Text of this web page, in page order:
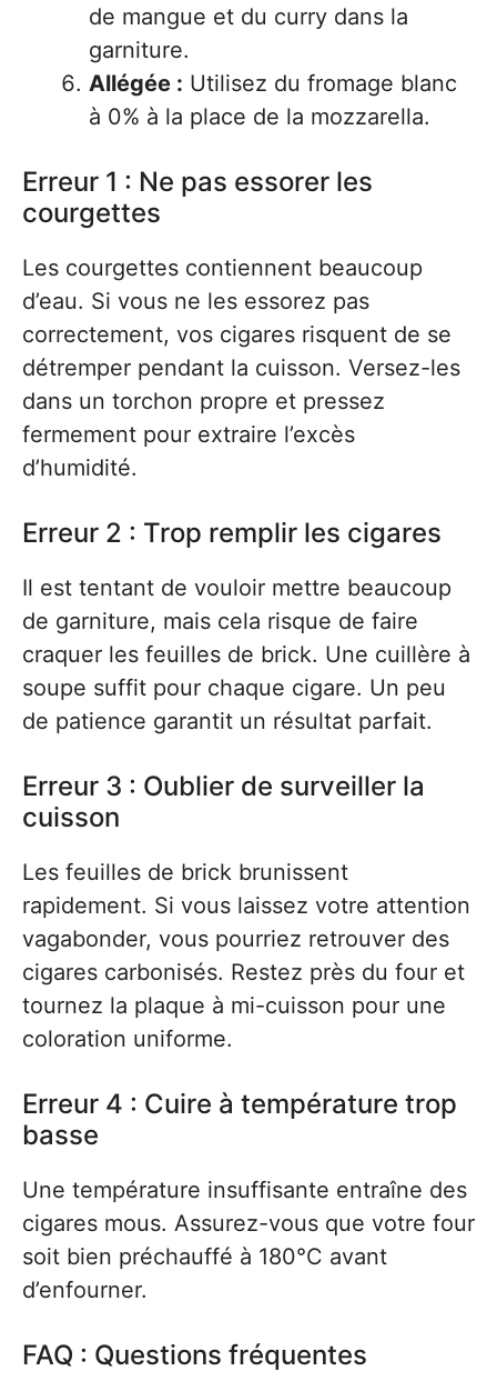
de mangue et du curry dans la
garniture.
Allégée : Utilisez du fromage blanc
à 0% à la place de la mozzarella.
Erreur 1 : Ne pas essorer les
courgettes
Les courgettes contiennent beaucoup
d’eau. Si vous ne les essorez pas
correctement, vos cigares risquent de se
détremper pendant la cuisson. Versez-les
dans un torchon propre et pressez
fermement pour extraire l’excès
d’humidité.
Erreur 2 : Trop remplir les cigares
Il est tentant de vouloir mettre beaucoup
de garniture, mais cela risque de faire
craquer les feuilles de brick. Une cuillère à
soupe suffit pour chaque cigare. Un peu
de patience garantit un résultat parfait.
Erreur 3 : Oublier de surveiller la
cuisson
Les feuilles de brick brunissent
rapidement. Si vous laissez votre attention
vagabonder, vous pourriez retrouver des
cigares carbonisés. Restez près du four et
tournez la plaque à mi-cuisson pour une
coloration uniforme.
Erreur 4 : Cuire à température trop
basse
Une température insuffisante entraîne des
cigares mous. Assurez-vous que votre four
soit bien préchauffé à 180°C avant
d’enfourner.
FAQ : Questions fréquentes